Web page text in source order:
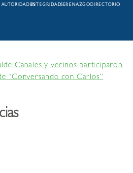
AUTORIDADESINTEGRIDADSERENAZGODIRECTORIO
Canales y vecinos participaron
“Conversando con Carlos”